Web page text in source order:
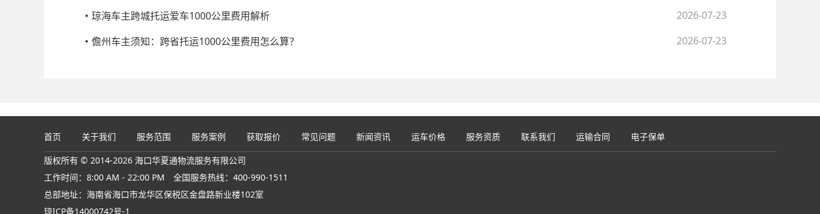
琼海车主跨城托运爱车1000公里费用解析
2026-07-23
儋州车主须知：跨省托运1000公里费用怎么算？
2026-07-23
首页 关于我们 服务范围 服务案例 获取报价 常见问题 新闻资讯 运车价格 服务资质 联系我们 运输合同 电子保单
版权所有 © 2014-2026 海口华夏通物流服务有限公司
工作时间：8:00 AM - 22:00 PM
全国服务热线：400-990-1511
总部地址：海南省海口市龙华区保税区金盘路新业楼102室
琼ICP备14000742号-1